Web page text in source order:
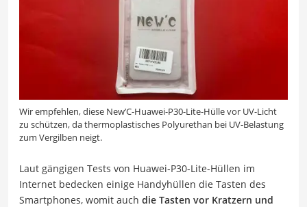
Wir empfehlen, diese New’C-Huawei-P30-Lite-Hülle vor UV-Licht
zu schützen, da thermoplastisches Polyurethan bei UV-Belastung
zum Vergilben neigt.
Laut gängigen Tests von Huawei-P30-Lite-Hüllen im
Internet bedecken einige Handyhüllen die Tasten des
Smartphones, womit auch die Tasten vor Kratzern und